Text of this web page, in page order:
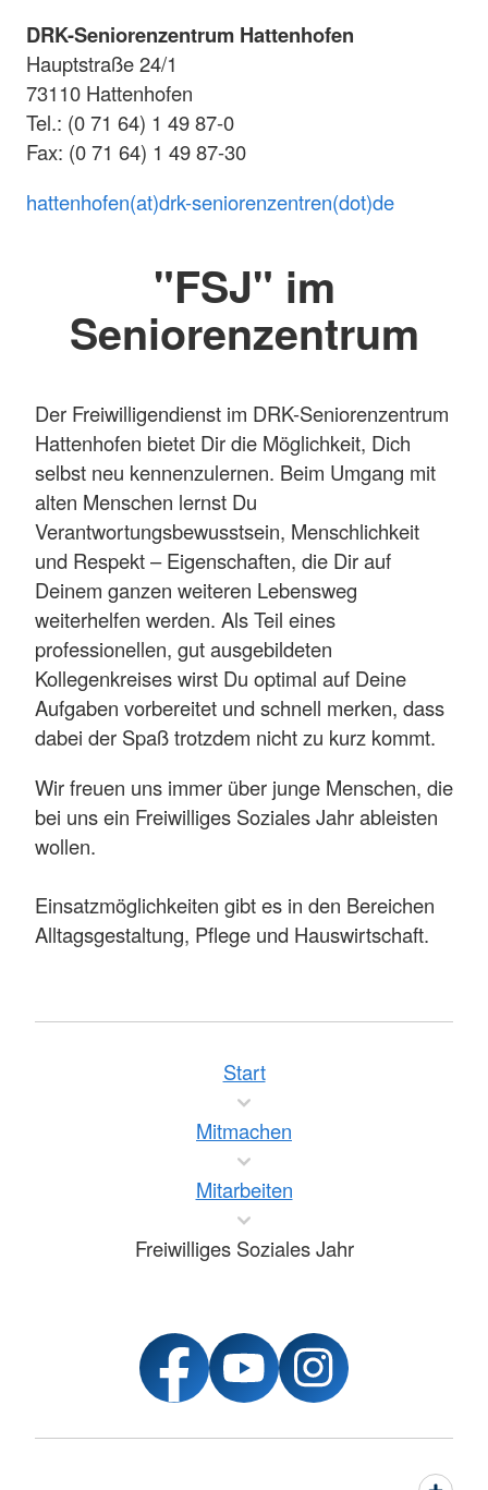
DRK-Seniorenzentrum Hattenhofen
Hauptstraße 24/1
73110 Hattenhofen
Tel.: (0 71 64) 1 49 87-0
Fax: (0 71 64) 1 49 87-30
hattenhofen(at)drk-seniorenzentren(dot)de
"FSJ" im
Seniorenzentrum
Der Freiwilligendienst im DRK-Seniorenzentrum
Hattenhofen bietet Dir die Möglichkeit, Dich
selbst neu kennenzulernen. Beim Umgang mit
alten Menschen lernst Du
Verantwortungsbewusstsein, Menschlichkeit
und Respekt – Eigenschaften, die Dir auf
Deinem ganzen weiteren Lebensweg
weiterhelfen werden. Als Teil eines
professionellen, gut ausgebildeten
Kollegenkreises wirst Du optimal auf Deine
Aufgaben vorbereitet und schnell merken, dass
dabei der Spaß trotzdem nicht zu kurz kommt.
Wir freuen uns immer über junge Menschen, die
bei uns ein Freiwilliges Soziales Jahr ableisten
wollen.
Einsatzmöglichkeiten gibt es in den Bereichen
Alltagsgestaltung, Pflege und Hauswirtschaft.
Start
Mitmachen
Mitarbeiten
Freiwilliges Soziales Jahr